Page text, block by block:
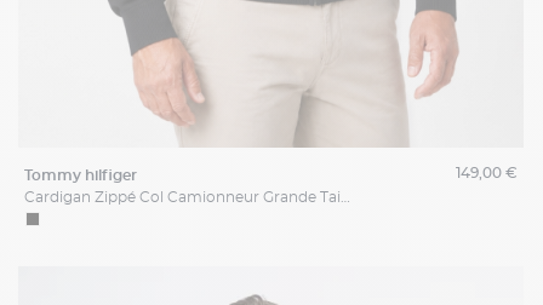
tommy hilfiger
149,00 €